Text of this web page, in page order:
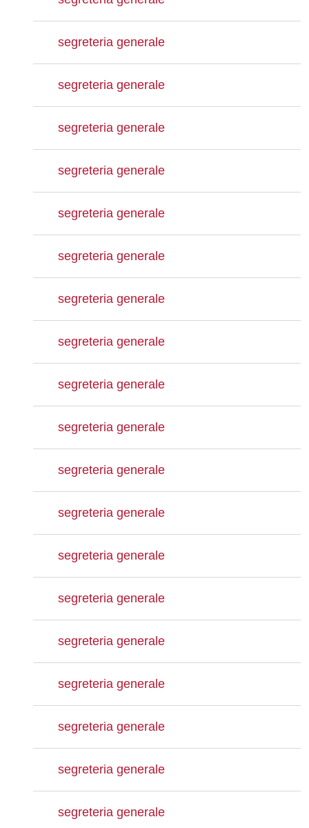
segreteria generale
segreteria generale
segreteria generale
segreteria generale
segreteria generale
segreteria generale
segreteria generale
segreteria generale
segreteria generale
segreteria generale
segreteria generale
segreteria generale
segreteria generale
segreteria generale
segreteria generale
segreteria generale
segreteria generale
segreteria generale
segreteria generale